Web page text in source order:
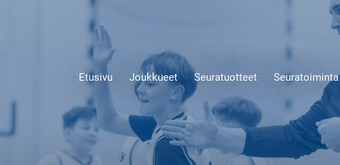
Etusivu Joukkueet Seuratuotteet Seuratoiminta